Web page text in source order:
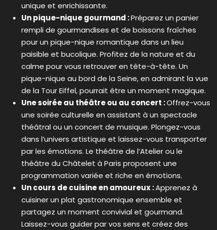
unique et enrichissante.
Un pique-nique gourmand :Préparez un panier
rempli de gourmandises et de boissons fraîches
pour un pique-nique romantique dans un lieu
paisible et bucolique. Profitez de la nature et du
calme pour vous retrouver en tête-à-tête. Un
pique-nique au bord de la Seine, en admirant la vue
de la Tour Eiffel, pourrait être un moment magique.
Une soirée au théâtre ou au concert :Offrez-vous
une soirée culturelle en assistant à un spectacle
théâtral ou un concert de musique. Plongez-vous
dans l’univers artistique et laissez-vous transporter
par les émotions. Le théâtre de l’Atelier ou le
théâtre du Châtelet à Paris proposent une
programmation variée et riche en émotions.
Un cours de cuisine en amoureux :Apprenez à
cuisiner un plat gastronomique ensemble et
partagez un moment convivial et gourmand.
Laissez-vous guider par vos sens et créez des